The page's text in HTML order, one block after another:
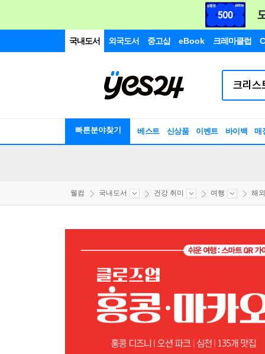
국내도서 외국도서 중고샵 eBook 크레마클럽
빠른분야찾기 베스트 신상품 이벤트 바이백 매
웰컴 국내도서 건강 취미 여행 해